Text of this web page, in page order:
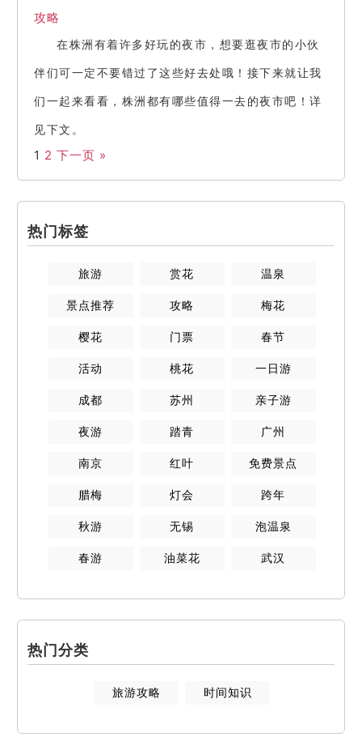
攻略
在株洲有着许多好玩的夜市，想要逛夜市的小伙
伴们可一定不要错过了这些好去处哦！接下来就让我
们一起来看看，株洲都有哪些值得一去的夜市吧！详
见下文。
1 2 下一页 »
热门标签
旅游 赏花 温泉
景点推荐 攻略 梅花
樱花 门票 春节
活动 桃花 一日游
成都 苏州 亲子游
夜游 踏青 广州
南京 红叶 免费景点
腊梅 灯会 跨年
秋游 无锡 泡温泉
春游 油菜花 武汉
热门分类
旅游攻略 时间知识